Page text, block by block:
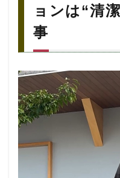
ョンは“清
事